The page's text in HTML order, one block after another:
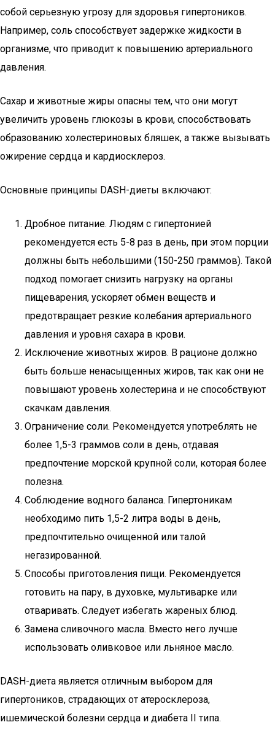
собой серьезную угрозу для здоровья гипертоников.
Например, соль способствует задержке жидкости в
организме, что приводит к повышению артериального
давления.
Сахар и животные жиры опасны тем, что они могут
увеличить уровень глюкозы в крови, способствовать
образованию холестериновых бляшек, а также вызывать
ожирение сердца и кардиосклероз.
Основные принципы DASH-диеты включают:
Дробное питание. Людям с гипертонией
рекомендуется есть 5-8 раз в день, при этом порции
должны быть небольшими (150-250 граммов). Такой
подход помогает снизить нагрузку на органы
пищеварения, ускоряет обмен веществ и
предотвращает резкие колебания артериального
давления и уровня сахара в крови.
Исключение животных жиров. В рационе должно
быть больше ненасыщенных жиров, так как они не
повышают уровень холестерина и не способствуют
скачкам давления.
Ограничение соли. Рекомендуется употреблять не
более 1,5-3 граммов соли в день, отдавая
предпочтение морской крупной соли, которая более
полезна.
Соблюдение водного баланса. Гипертоникам
необходимо пить 1,5-2 литра воды в день,
предпочтительно очищенной или талой
негазированной.
Способы приготовления пищи. Рекомендуется
готовить на пару, в духовке, мультиварке или
отваривать. Следует избегать жареных блюд.
Замена сливочного масла. Вместо него лучше
использовать оливковое или льняное масло.
DASH-диета является отличным выбором для
гипертоников, страдающих от атеросклероза,
ишемической болезни сердца и диабета II типа.